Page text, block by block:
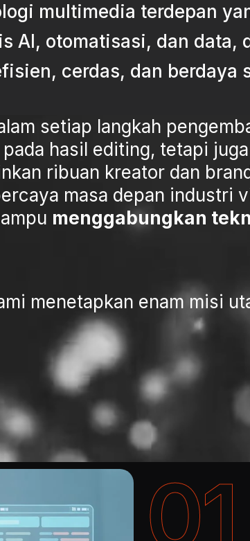
multimedia terdepan
AI, otomatisasi, dan data,
cerdas, dan berdaya
setiap langkah
hasil editing, tetapi
ribuan kreator dan
masa depan industri
menggabungkan
menetapkan enam misi
01